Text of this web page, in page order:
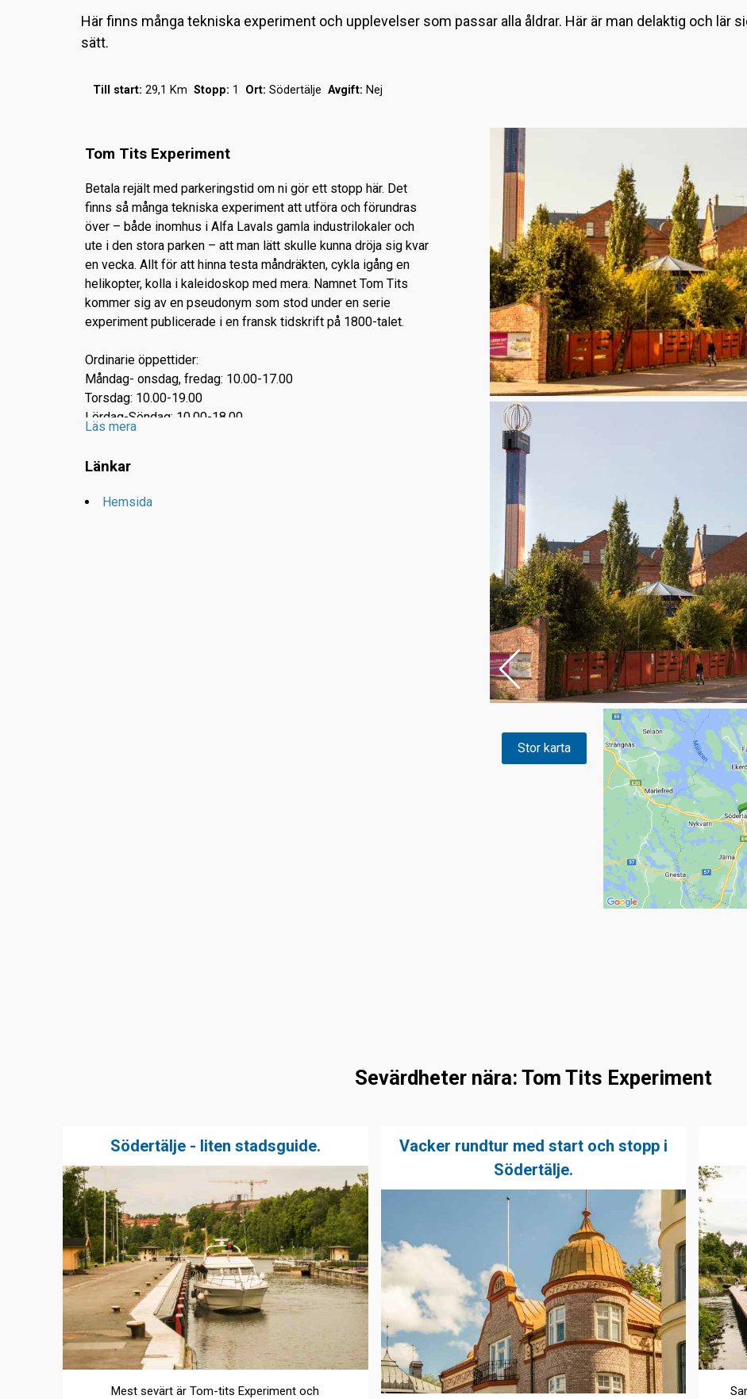
Här finns många tekniska experiment och upplevelser som passar alla åldrar. Här är man delaktig och lär
sätt.
Till start: 29,1 Km Stopp: 1 Ort: Södertälje Avgift: Nej
Tom Tits Experiment
Betala rejält med parkeringstid om ni gör ett stopp här. Det
finns så många tekniska experiment att utföra och förundras
över – både inomhus i Alfa Lavals gamla industrilokaler och
ute i den stora parken – att man lätt skulle kunna dröja sig kvar
en vecka. Allt för att hinna testa måndräkten, cykla igång en
helikopter, kolla i kaleidoskop med mera. Namnet Tom Tits
kommer sig av en pseudonym som stod under en serie
experiment publicerade i en fransk tidskrift på 1800-talet.
Ordinarie öppettider:
Måndag- onsdag, fredag: 10.00-17.00
Torsdag: 10.00-19.00
Lördag-Söndag: 10.00-18.00
Storgatan 33, Södertälje
Läs mera
Länkar
Hemsida
Stor karta
Sevärdheter nära: Tom Tits Experiment
Södertälje - liten stadsguide.
Mest sevärt är Tom-tits Experiment och
Vacker rundtur med start och stopp i
Södertälje.